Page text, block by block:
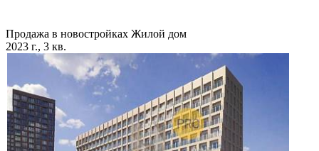
Продажа в новостройках Жилой дом
2023 г., 3 кв.